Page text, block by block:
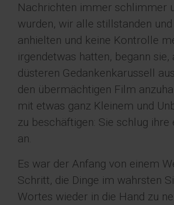
Nachrichten immer schlimmer
wurden, wir alle stillstanden
anhielten und keine Kontrolle
irgendetwas hatten, begann sie,
düsteren Gedankenkarussell
den übermächtigen Film
mit etwas ganz Kleinem und
zu beschäftigen: Sie schlug
an.
Es war der Anfang von einem
Schritt, die Dinge im wahrsten
Wortes wieder in die Hand zu